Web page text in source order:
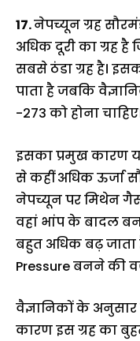
17.नेपच्यून ग्रह
अधिक दूरी का ग्रह
सबसे ठंडा ग्रह है।
पाता है जबकि
-273 को होना
इसका प्रमुख कारण
से कहीं अधिक ऊर्जा
नेपच्यून पर मिथेन
वहां भांप के बादल
बहुत अधिक बढ़
Pressure बनने की
वैज्ञानिकों के
कारण इस ग्रह का